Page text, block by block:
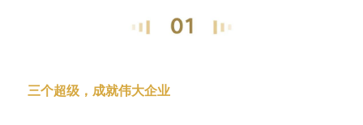
三个超级，成就伟大企业